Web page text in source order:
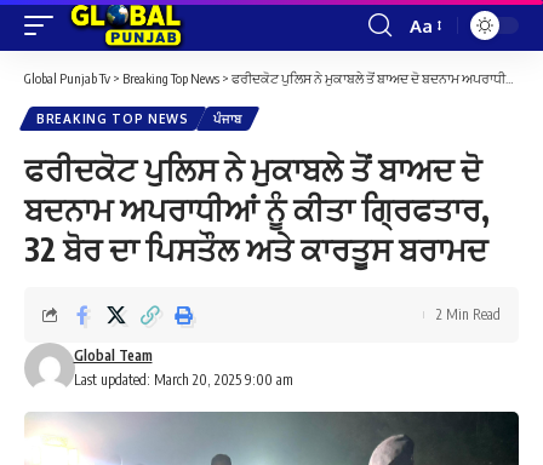
Font
Resizer
Aa
Global Punjab Tv > Breaking Top News > ਫਰੀਦਕੋਟ ਪੁਲਿਸ ਨੇ ਮੁਕਾਬਲੇ ਤੋਂ ਬਾਅਦ ਦੋ ਬਦਨਾਮ ਅਪਰਾਧੀਆਂ ਨੂੰ ਕੀਤਾ ਗ੍ਰਿਫਤਾਰ, 32 ਬੋਰ ਦਾ ਪਿਸਤੌਲ ਅਤੇ ਕਾਰਤੂਸ ਬਰਾਮਦ
BREAKING TOP NEWS ਪੰਜਾਬ
ਫਰੀਦਕੋਟ ਪੁਲਿਸ ਨੇ ਮੁਕਾਬਲੇ ਤੋਂ ਬਾਅਦ ਦੋ
ਬਦਨਾਮ ਅਪਰਾਧੀਆਂ ਨੂੰ ਕੀਤਾ ਗ੍ਰਿਫਤਾਰ,
32 ਬੋਰ ਦਾ ਪਿਸਤੌਲ ਅਤੇ ਕਾਰਤੂਸ ਬਰਾਮਦ
Last updated: March 20, 2025 9:00 am
Global Team
2 Min Read